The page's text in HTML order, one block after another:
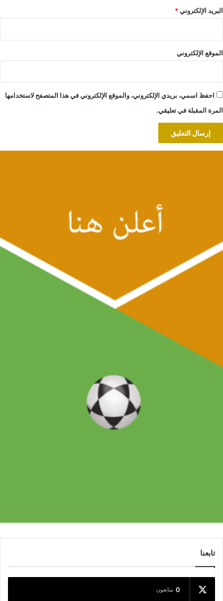
البريد الإلكتروني*
الموقع الإلكتروني
احفظ اسمي، بريدي الإلكتروني، والموقع الإلكتروني في هذا المتصفح لاستخدامها
المرة المقبلة في تعليقي.
تابعنا
0 متابعون